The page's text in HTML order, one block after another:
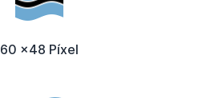
60 x48 Píxel